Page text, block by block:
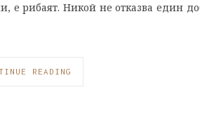
е рибаят. Никой не отказва един
READING